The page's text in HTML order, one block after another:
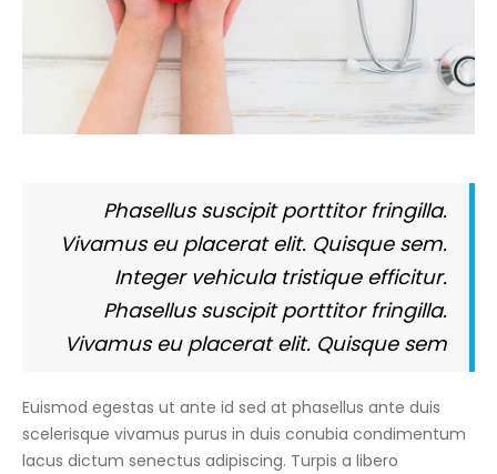
Phasellus suscipit porttitor fringilla.
Vivamus eu placerat elit. Quisque sem.
Integer vehicula tristique efficitur.
Phasellus suscipit porttitor fringilla.
Vivamus eu placerat elit. Quisque sem
Euismod egestas ut ante id sed at phasellus ante duis
scelerisque vivamus purus in duis conubia condimentum
lacus dictum senectus adipiscing. Turpis a libero